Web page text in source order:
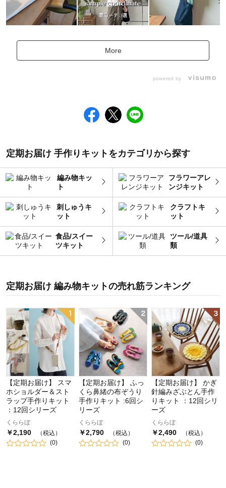
More
powered by
定期お届け 手作りキットをカテゴリから探す
編み物キッ
ト
フラワーアレ
ンジキット
刺しゅうキ
ット
クラフトキ
ット
食品/スイー
ツキット
ツール/道具
類
定期お届け 編み物キットの売れ筋ランキング
【定期お届け】 スマ
ホショルダー＆スト
ラップ手作りキット
：12回シリーズ
くららぼ
￥2,190
（税込）
(0)
【定期お届け】 ふっ
くら鼻緒の布ぞうり
手作りキット :6回シ
リーズ
くららぼ
￥2,790
（税込）
(0)
【定期お届け】 かぎ
針編みざぶとん手作
りキット ：12回シリ
ーズ
くららぼ
￥2,490
（税込）
(0)